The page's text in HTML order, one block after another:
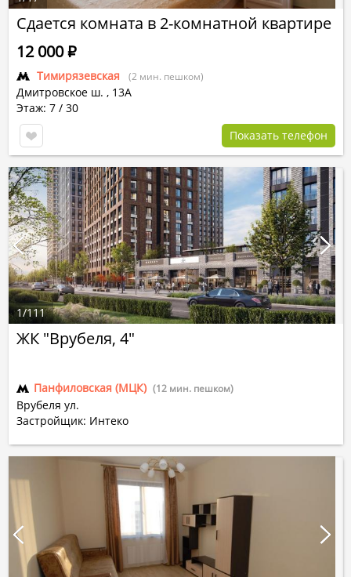
Сдается комната в 2-комнатной квартире
Тимирязевская (2 мин. пешком)
Дмитровское ш. , 13А
Этаж: 7 / 30
12 000Р
Показать телефон
ЖК "Врубеля, 4"
Панфиловская (МЦК) (12 мин. пешком)
Врубеля ул.
Застройщик: Интеко
1/111